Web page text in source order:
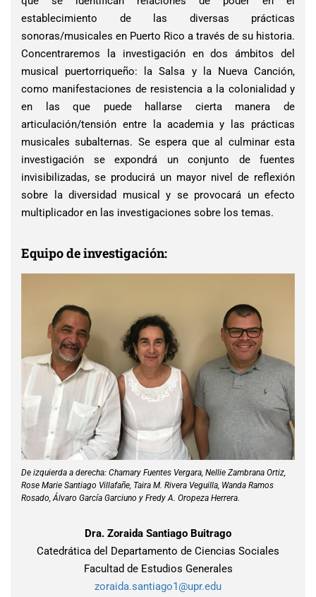
establecimiento de las diversas prácticas
sonoras/musicales en Puerto Rico a través de su historia.
Concentraremos la investigación en dos ámbitos del
musical puertorriqueño: la Salsa y la Nueva Canción,
como manifestaciones de resistencia a la colonialidad y
en las que puede hallarse cierta manera de
articulación/tensión entre la academia y las prácticas
musicales subalternas. Se espera que al culminar esta
investigación se expondrá un conjunto de fuentes
invisibilizadas, se producirá un mayor nivel de reflexión
sobre la diversidad musical y se provocará un efecto
multiplicador en las investigaciones sobre los temas.
Equipo de investigación:
De izquierda a derecha: Chamary Fuentes Vergara, Nellie Zambrana Ortiz,
Rose Marie Santiago Villafañe, Taira M. Rivera Veguilla, Wanda Ramos
Rosado, Álvaro García Garciuno y Fredy A. Oropeza Herrera.
Dra. Zoraida Santiago Buitrago
Catedrática del Departamento de Ciencias Sociales
Facultad de Estudios Generales
zoraida.santiago1@upr.edu